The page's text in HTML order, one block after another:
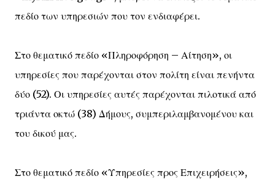
πεδίο των υπηρεσιών που τον ενδιαφέρει.
Στο θεματικό πεδίο «Πληροφόρηση – Αίτηση», οι
υπηρεσίες που παρέχονται στον πολίτη είναι πενήντα
δύο (52). Οι υπηρεσίες αυτές παρέχονται πιλοτικά από
τριάντα οκτώ (38) Δήμους, συμπεριλαμβανομένου και
του δικού μας.
Στο θεματικό πεδίο «Υπηρεσίες προς Επιχειρήσεις»,